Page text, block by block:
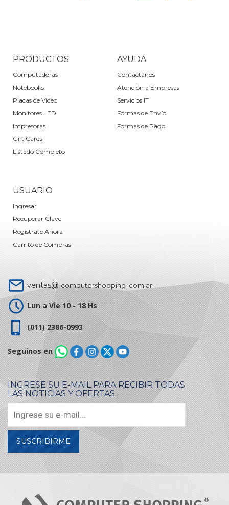
PRODUCTOS
Computadoras
Notebooks
Placas de Video
Monitores LED
Impresoras
Gift Cards
Listado Completo
AYUDA
Contactanos
Atención a Empresas
Servicios IT
Formas de Envío
Formas de Pago
USUARIO
Ingresar
Recuperar Clave
Registrate Ahora
Carrito de Compras
ventas@computershopping .com.ar
Lun a Vie 10 - 18 Hs
(011) 2386-0993
Seguinos en
INGRESE SU E-MAIL PARA RECIBIR TODAS
LAS NOTICIAS Y OFERTAS.
SUSCRIBIRME